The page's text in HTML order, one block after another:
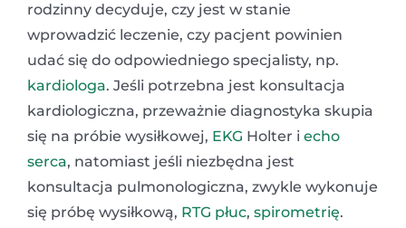
rodzinny decyduje, czy jest w stanie
wprowadzić leczenie, czy pacjent powinien
udać się do odpowiedniego specjalisty, np.
kardiologa. Jeśli potrzebna jest konsultacja
kardiologiczna, przeważnie diagnostyka skupia
się na próbie wysiłkowej, EKG Holter i echo
serca, natomiast jeśli niezbędna jest
konsultacja pulmonologiczna, zwykle wykonuje
się próbę wysiłkową, RTG płuc, spirometrię.